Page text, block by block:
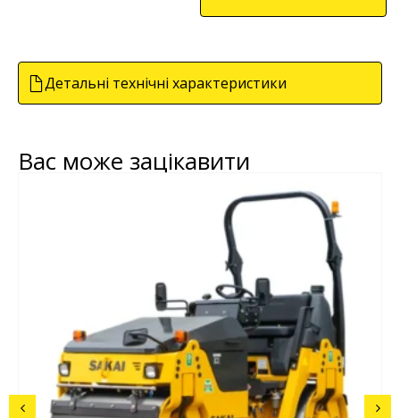
Детальні технічні характеристики
Вас може зацікавити